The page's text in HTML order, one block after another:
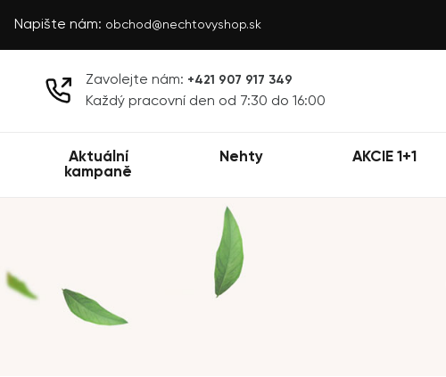
Napište nám: obchod@nechtovyshop.sk
Zavolejte nám: +421 907 917 349
Každý pracovní den od 7:30 do 16:00
Aktuální
kampaně
Nehty AKCIE 1+1